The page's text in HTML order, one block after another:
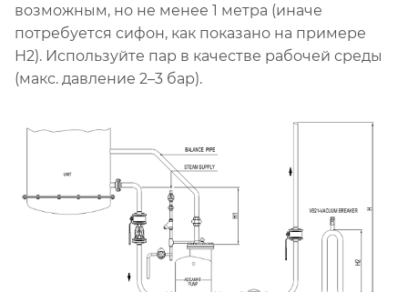
возможным, но не менее 1 метра (иначе
потребуется сифон, как показано на примере
H2). Используйте пар в качестве рабочей среды
(макс. давление 2–3 бар).